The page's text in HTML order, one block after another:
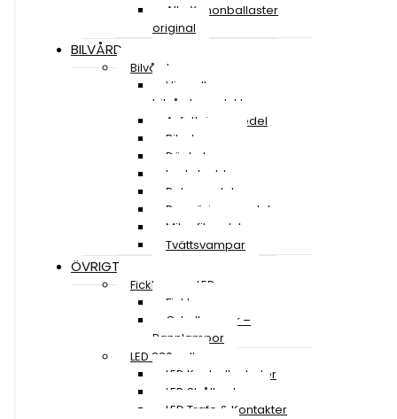
Alla Xenonballaster
original
BILVÅRD
Bilvård
Visa alla
bilvårdsprodukter
Avfettningsmedel
Bilschampo
Däckglans
Lackskydd
Polermedel
Rengöringsmedel
Mikrofiberdukar
Tvättsvampar
ÖVRIGT
Ficklampor LED
Ficklampor
Cykellampor –
Pannlampor
LED 230 volt
LED Kontrollenheter
LED Strålkastare
LED Trafo & Kontakter